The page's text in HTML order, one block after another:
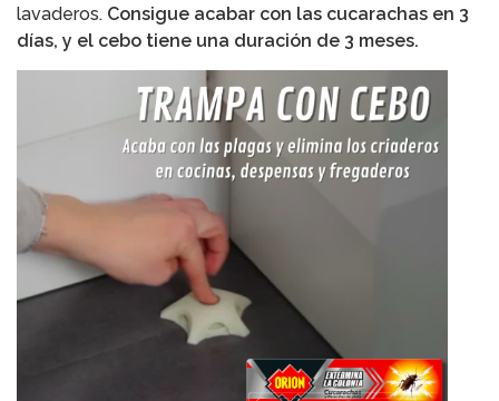
lavaderos. Consigue acabar con las cucarachas en 3
días, y el cebo tiene una duración de 3 meses.